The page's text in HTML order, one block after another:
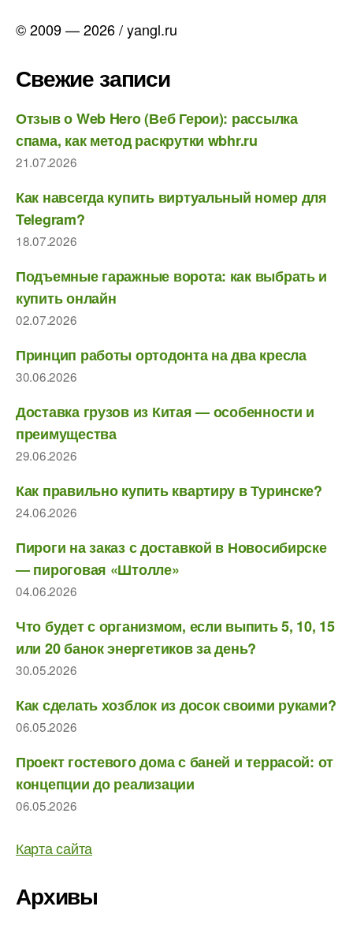
© 2009 — 2026 / yangl.ru
Свежие записи
Отзыв о Web Hero (Веб Герои): рассылка
спама, как метод раскрутки wbhr.ru
21.07.2026
Как навсегда купить виртуальный номер для
Telegram?
18.07.2026
Подъемные гаражные ворота: как выбрать и
купить онлайн
02.07.2026
Принцип работы ортодонта на два кресла
30.06.2026
Доставка грузов из Китая — особенности и
преимущества
29.06.2026
Как правильно купить квартиру в Туринске?
24.06.2026
Пироги на заказ с доставкой в Новосибирске
— пироговая «Штолле»
04.06.2026
Что будет с организмом, если выпить 5, 10, 15
или 20 банок энергетиков за день?
30.05.2026
Как сделать хозблок из досок своими руками?
06.05.2026
Проект гостевого дома с баней и террасой: от
концепции до реализации
06.05.2026
Карта сайта
Архивы